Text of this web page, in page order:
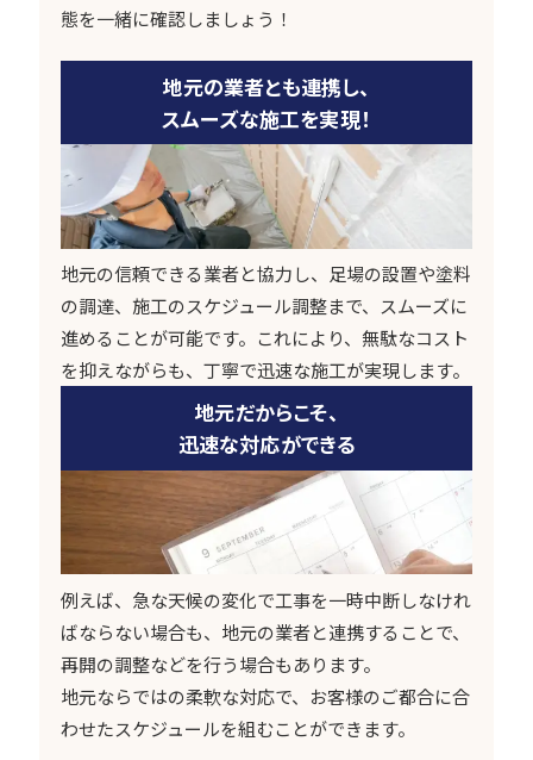
態を一緒に確認しましょう！
地元の業者とも連携し、
スムーズな施工を実現！
地元の信頼できる業者と協力し、足場の設置や塗料
の調達、施工のスケジュール調整まで、スムーズに
進めることが可能です。これにより、無駄なコスト
を抑えながらも、丁寧で迅速な施工が実現します。
地元だからこそ、
迅速な対応ができる
例えば、急な天候の変化で工事を一時中断しなけれ
ばならない場合も、地元の業者と連携することで、
再開の調整などを行う場合もあります。
地元ならではの柔軟な対応で、お客様のご都合に合
わせたスケジュールを組むことができます。